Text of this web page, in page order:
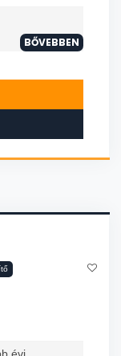
BŐVEBBEN